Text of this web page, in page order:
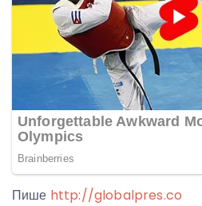
Пише http://globalpres.co